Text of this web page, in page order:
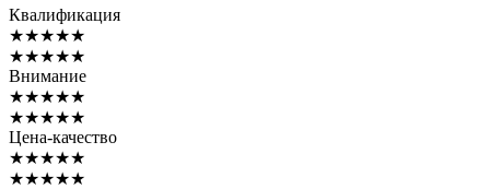
Квалификация
★★★★★
★★★★★
Внимание
★★★★★
★★★★★
Цена-качество
★★★★★
★★★★★